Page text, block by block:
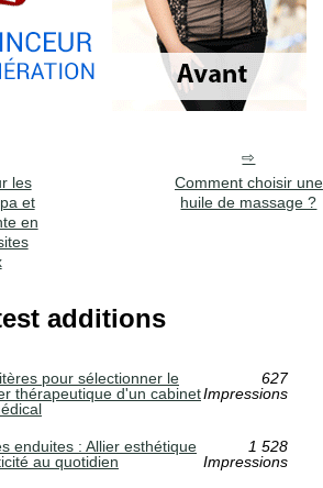
les
et
en
Comment choisir une
huile de massage ?
additions
pour sélectionner le
thérapeutique d'un cabinet
627
Impressions
enduites : Allier esthétique
au quotidien
1 528
Impressions